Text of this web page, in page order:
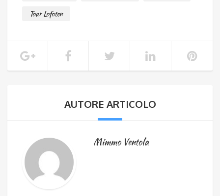
Tour Lofoten
AUTORE ARTICOLO
Mimmo Ventola